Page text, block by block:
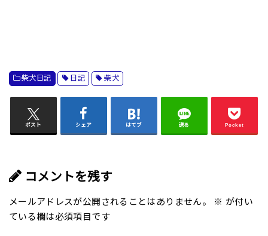
柴犬日記 日記 柴犬
ポスト シェア はてブ 送る Pocket
コメントを残す
メールアドレスが公開されることはありません。 ※ が付い
ている欄は必須項目です